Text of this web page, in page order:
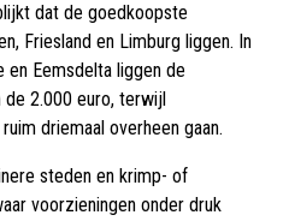
dat de goedkoopste
Friesland en Limburg liggen. In
en Eemsdelta liggen de
de 2.000 euro, terwijl
driemaal overheen gaan.
steden en krimp- of
voorzieningen onder druk